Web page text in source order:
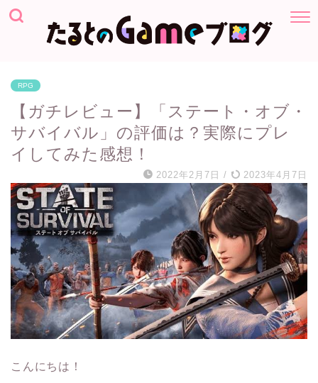
RPG
【ガチレビュー】「ステート・オブ・
サバイバル」の評価は？実際にプレ
イしてみた感想！
2022年2月7日 / 2023年4月7日
こんにちは！